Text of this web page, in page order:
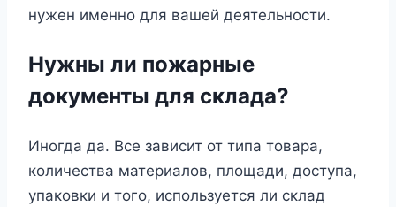
нужен именно для вашей деятельности.
Нужны ли пожарные
документы для склада?
Иногда да. Все зависит от типа товара,
количества материалов, площади, доступа,
упаковки и того, используется ли склад